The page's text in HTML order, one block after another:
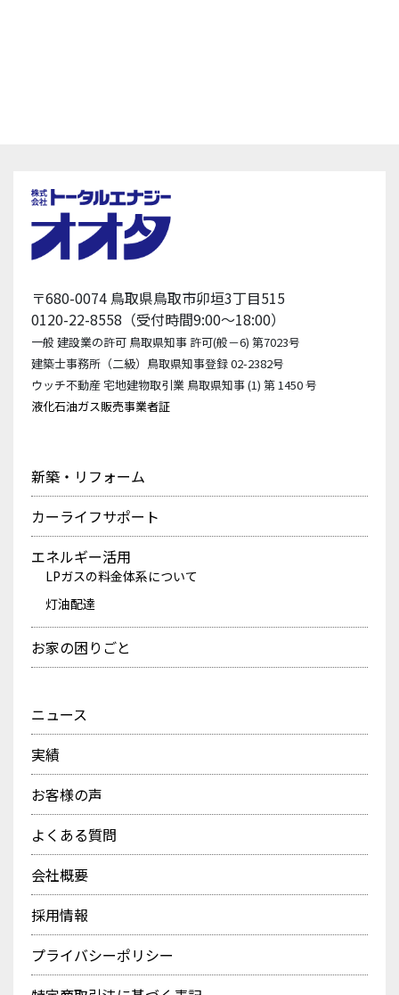
〒680-0074 鳥取県鳥取市卯垣3丁目515
0120-22-8558（受付時間9:00〜18:00）
一般 建設業の許可 鳥取県知事 許可(般－6) 第7023号
建築士事務所（二級）鳥取県知事登録 02-2382号
ウッチ不動産 宅地建物取引業 鳥取県知事 (1) 第 1450 号
液化石油ガス販売事業者証
新築・リフォーム
カーライフサポート
エネルギー活用
LPガスの料金体系について
灯油配達
お家の困りごと
ニュース
実績
お客様の声
よくある質問
会社概要
採用情報
プライバシーポリシー